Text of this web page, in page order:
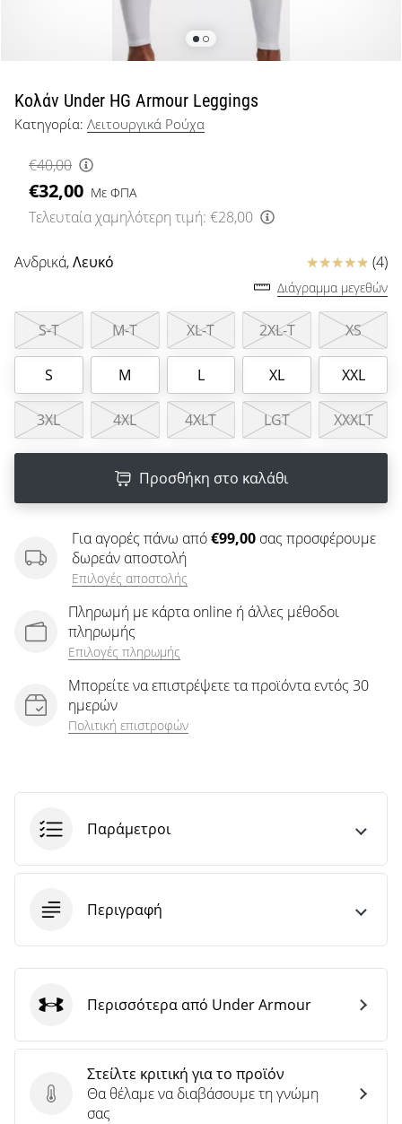
μπάσκετ
όπως
εμείς;
μαζί
μας
ως
πρεσβευτής
μάρκας
Εμφάνιση
όλων των
άρθρων
Κολάν Under HG Armour Leggings
Κατηγορία: Λειτουργικά Ρούχα
€40,00
€32,00 Με ΦΠΑ
Τελευταία χαμηλότερη τιμή: €28,00
Ανδρικά,Λευκό Κριτικές (4)
Διάγραμμα μεγεθών
S-T M-T XL-T 2XL-T XS
S M L XL XXL
3XL 4XL 4XLT LGT XXXLT
Προσθήκη στο καλάθι
Για αγορές πάνω από€99,00 σας προσφέρουμε
δωρεάν αποστολή
Επιλογές αποστολής
Πληρωμή με κάρτα online ή άλλες μέθοδοι
πληρωμής
Επιλογές πληρωμής
Μπορείτε να επιστρέψετε τα προϊόντα εντός 30
ημερών
Πολιτική επιστροφών
Παράμετροι
Περιγραφή
Στείλτε κριτική για το προϊόν
Στείλτε κριτική για το προϊόν
Θα θέλαμε να διαβάσουμε τη γνώμη
σας
Under Armour
Περισσότερα από Under Armour